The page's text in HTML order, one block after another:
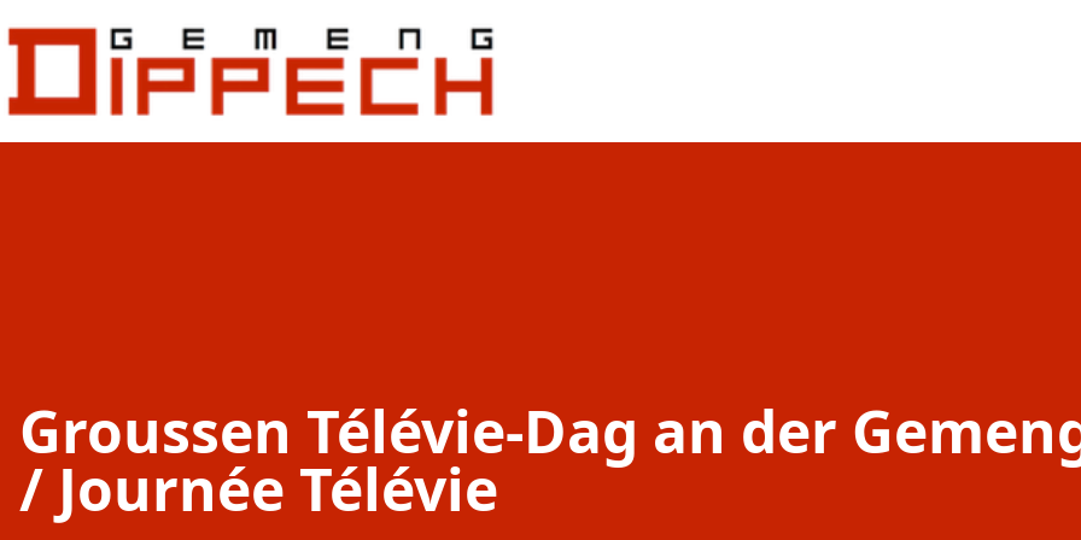
Groussen Télévie-Dag an der
/ Journée Télévie